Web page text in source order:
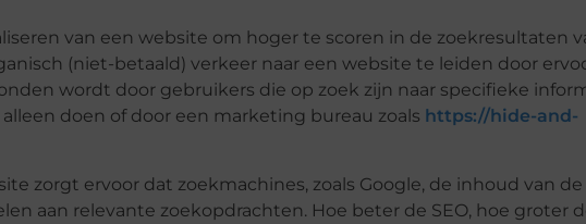
van een website om hoger te scoren in de zoekresultaten
(niet-betaald) verkeer naar een website te leiden door
wordt door gebruikers die op zoek zijn naar specifieke
doen of door een marketing bureau zoals https://hide-and-
zorgt ervoor dat zoekmachines, zoals Google, de inhoud van
aan relevante zoekopdrachten. Hoe beter de SEO, hoe groter